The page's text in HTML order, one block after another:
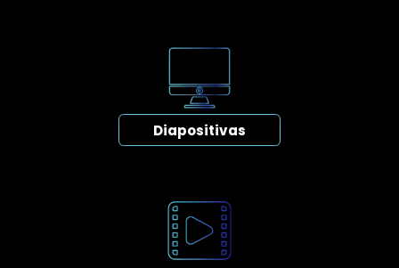
Diapositivas